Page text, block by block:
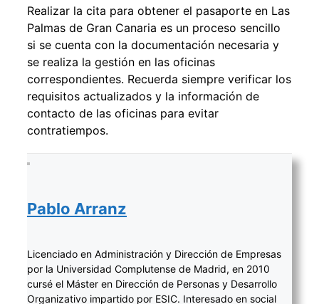
Realizar la cita para obtener el pasaporte en Las
Palmas de Gran Canaria es un proceso sencillo
si se cuenta con la documentación necesaria y
se realiza la gestión en las oficinas
correspondientes. Recuerda siempre verificar los
requisitos actualizados y la información de
contacto de las oficinas para evitar
contratiempos.
Pablo Arranz
Licenciado en Administración y Dirección de Empresas
por la Universidad Complutense de Madrid, en 2010
cursé el Máster en Dirección de Personas y Desarrollo
Organizativo impartido por ESIC. Interesado en social